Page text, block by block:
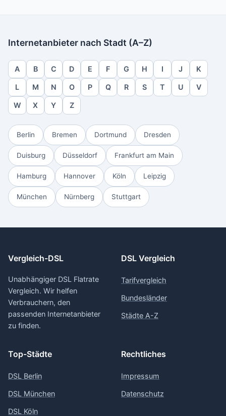
Internetanbieter nach Stadt (A–Z)
A B C D E F G H I J K
L M N O P Q R S T U V
W X Y Z
Berlin Bremen Dortmund Dresden
Duisburg Düsseldorf Frankfurt am Main
Hamburg Hannover Köln Leipzig
München Nürnberg Stuttgart
Vergleich-DSL
Unabhängiger DSL Flatrate
Vergleich. Wir helfen
Verbrauchern, den
passenden Internetanbieter
zu finden.
DSL Vergleich
Tarifvergleich
Bundesländer
Städte A-Z
Top-Städte
DSL Berlin
DSL München
DSL Köln
Rechtliches
Impressum
Datenschutz